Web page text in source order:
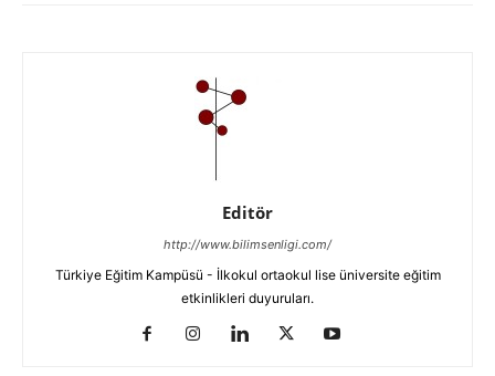
Editör
http://www.bilimsenligi.com/
Türkiye Eğitim Kampüsü - İlkokul ortaokul lise üniversite eğitim
etkinlikleri duyuruları.